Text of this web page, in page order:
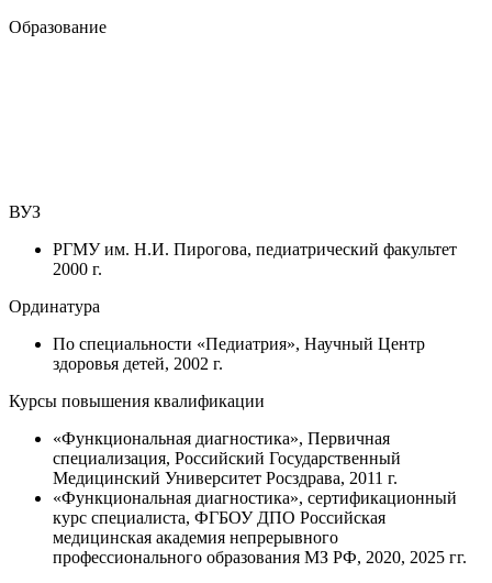
Образование
ВУЗ
РГМУ им. Н.И. Пирогова, педиатрический факультет
2000 г.
Ординатура
По специальности «Педиатрия», Научный Центр
здоровья детей, 2002 г.
Курсы повышения квалификации
«Функциональная диагностика», Первичная
специализация, Российский Государственный
Медицинский Университет Росздрава, 2011 г.
«Функциональная диагностика», сертификационный
курс специалиста, ФГБОУ ДПО Российская
медицинская академия непрерывного
профессионального образования МЗ РФ, 2020, 2025 гг.